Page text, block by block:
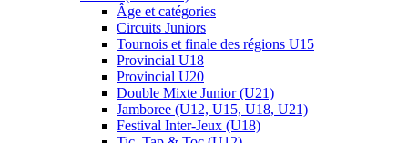
Âge et catégories
Circuits Juniors
Tournois et finale des régions U15
Provincial U18
Provincial U20
Double Mixte Junior (U21)
Jamboree (U12, U15, U18, U21)
Festival Inter-Jeux (U18)